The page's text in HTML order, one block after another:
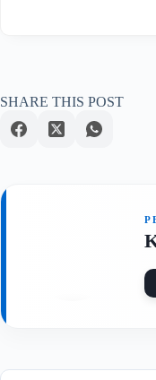
SHARE THIS POST